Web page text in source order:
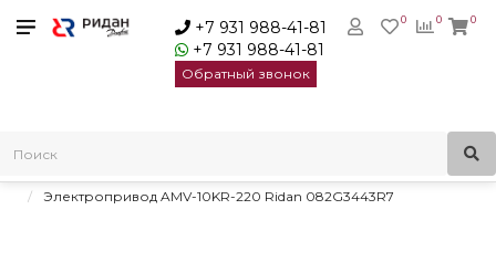
+7 931 988-41-81
+7 931 988-41-81
Обратный звонок
0
0 0
Электроприводы для регулирующих клапанов
управлением
Электропривод AMV-10KR-220 Ridan 082G3443R7